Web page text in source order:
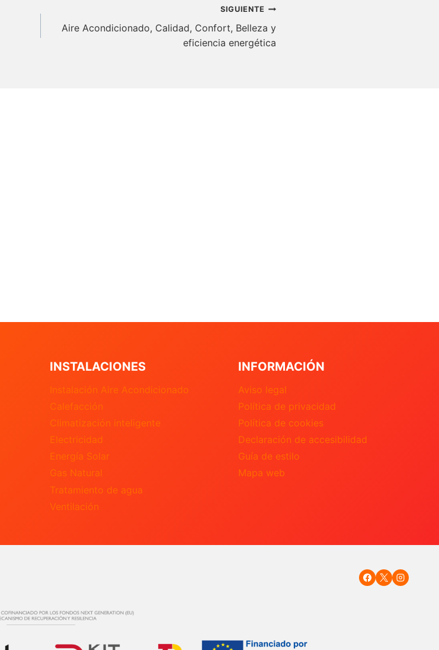
SIGUIENTE
Aire Acondicionado, Calidad, Confort, Belleza y
eficiencia energética
INSTALACIONES
Instalación Aire Acondicionado
Calefacción
Climatización inteligente
Electricidad
Energía Solar
Gas Natural
Tratamiento de agua
Ventilación
INFORMACIÓN
Aviso legal
Política de privacidad
Política de cookies
Declaración de accesibilidad
Guía de estilo
Mapa web